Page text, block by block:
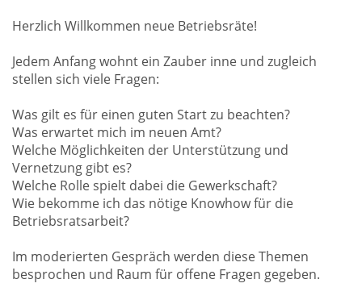
Herzlich Willkommen neue Betriebsräte!
Jedem Anfang wohnt ein Zauber inne und zugleich
stellen sich viele Fragen:
Was gilt es für einen guten Start zu beachten?
Was erwartet mich im neuen Amt?
Welche Möglichkeiten der Unterstützung und
Vernetzung gibt es?
Welche Rolle spielt dabei die Gewerkschaft?
Wie bekomme ich das nötige Knowhow für die
Betriebsratsarbeit?
Im moderierten Gespräch werden diese Themen
besprochen und Raum für offene Fragen gegeben.